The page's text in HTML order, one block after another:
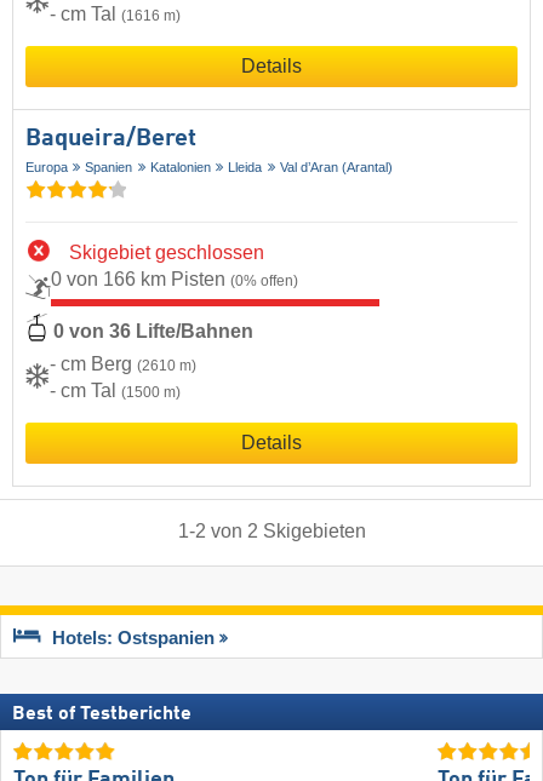
- cm Tal (1616 m)
Details
Baqueira/​Beret
Europa Spanien Katalonien Lleida Val d’Aran (Arantal)
Skigebiet geschlossen
0 von 166 km Pisten (0% offen)
0 von 36 Lifte/Bahnen
- cm Berg (2610 m)
- cm Tal (1500 m)
Details
1-2 von 2 Skigebieten
Hotels: Ostspanien
Best of Testberichte